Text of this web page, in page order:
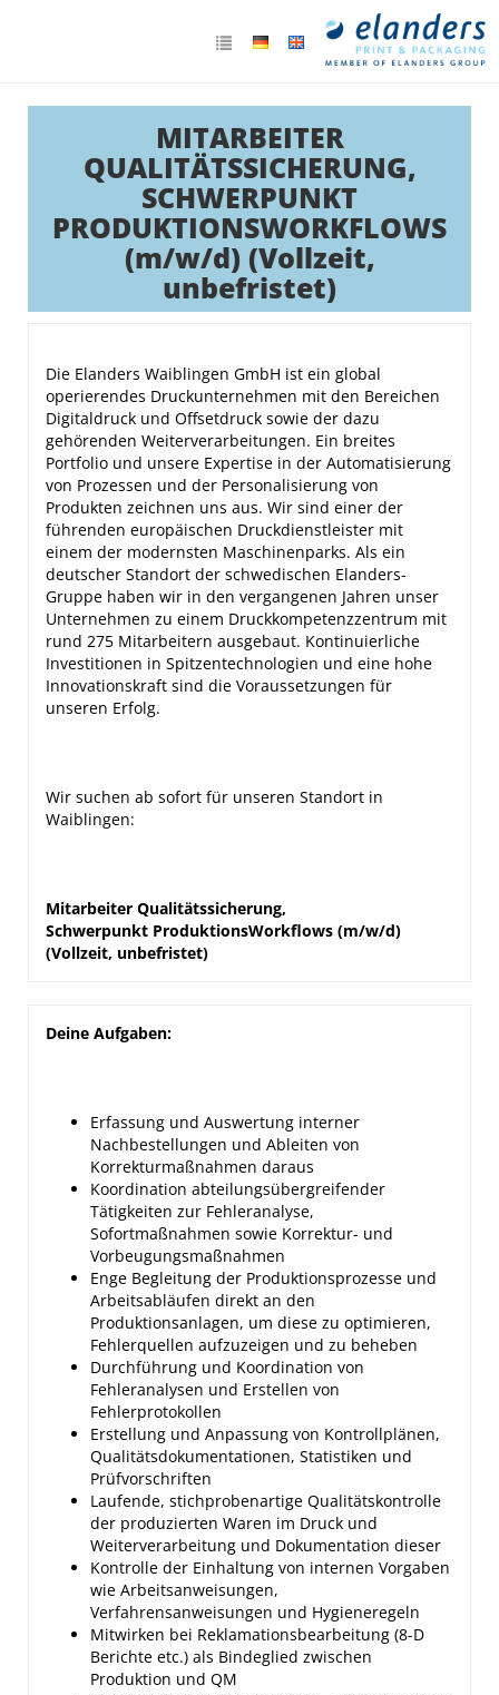
MITARBEITER
QUALITÄTSSICHERUNG,
SCHWERPUNKT
PRODUKTIONSWORKFLOWS
(m/w/d) (Vollzeit,
unbefristet)
Die Elanders Waiblingen GmbH ist ein global
operierendes Druckunternehmen mit den Bereichen
Digitaldruck und Offsetdruck sowie der dazu
gehörenden Weiterverarbeitungen. Ein breites
Portfolio und unsere Expertise in der Automatisierung
von Prozessen und der Personalisierung von
Produkten zeichnen uns aus. Wir sind einer der
führenden europäischen Druckdienstleister mit
einem der modernsten Maschinenparks. Als ein
deutscher Standort der schwedischen Elanders-
Gruppe haben wir in den vergangenen Jahren unser
Unternehmen zu einem Druckkompetenzzentrum mit
rund 275 Mitarbeitern ausgebaut. Kontinuierliche
Investitionen in Spitzentechnologien und eine hohe
Innovationskraft sind die Voraussetzungen für
unseren Erfolg.
Wir suchen ab sofort für unseren Standort in
Waiblingen:
Mitarbeiter Qualitätssicherung,
Schwerpunkt ProduktionsWorkflows (m/w/d)
(Vollzeit, unbefristet)
Deine Aufgaben:
Erfassung und Auswertung interner
Nachbestellungen und Ableiten von
Korrekturmaßnahmen daraus
Koordination abteilungsübergreifender
Tätigkeiten zur Fehleranalyse,
Sofortmaßnahmen sowie Korrektur- und
Vorbeugungsmaßnahmen
Enge Begleitung der Produktionsprozesse und
Arbeitsabläufen direkt an den
Produktionsanlagen, um diese zu optimieren,
Fehlerquellen aufzuzeigen und zu beheben
Durchführung und Koordination von
Fehleranalysen und Erstellen von
Fehlerprotokollen
Erstellung und Anpassung von Kontrollplänen,
Qualitätsdokumentationen, Statistiken und
Prüfvorschriften
Laufende, stichprobenartige Qualitätskontrolle
der produzierten Waren im Druck und
Weiterverarbeitung und Dokumentation dieser
Kontrolle der Einhaltung von internen Vorgaben
wie Arbeitsanweisungen,
Verfahrensanweisungen und Hygieneregeln
Mitwirken bei Reklamationsbearbeitung (8-D
Berichte etc.) als Bindeglied zwischen
Produktion und QM